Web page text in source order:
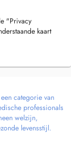
"Privacy
kaart
categorie van
professionals
welzijn,
levensstijl.